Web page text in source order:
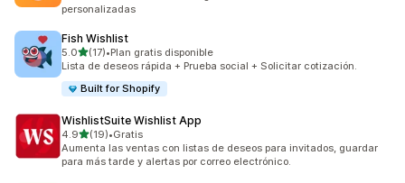
personalizadas
Fish Wishlist
5.0de 5 estrellas
(17)
17 reseñas en total
•Plan gratis disponible
Lista de deseos rápida + Prueba social + Solicitar cotización.
Built for Shopify
WishlistSuite Wishlist App
4.9de 5 estrellas
(19)
19 reseñas en total
•Gratis
Aumenta las ventas con listas de deseos para invitados, guardar
para más tarde y alertas por correo electrónico.